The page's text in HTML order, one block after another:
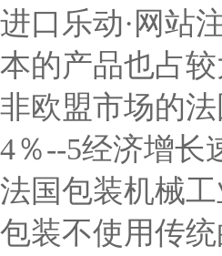
进口乐动·网站
本的产品也占
非欧盟市场的
4％--5经济增长
法国包装机械
包装不使用传